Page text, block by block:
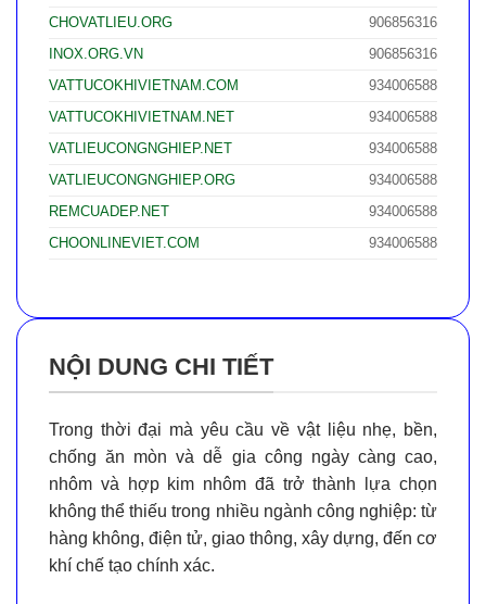
CHOVATLIEU.ORG
906856316
INOX.ORG.VN
906856316
VATTUCOKHIVIETNAM.COM
934006588
VATTUCOKHIVIETNAM.NET
934006588
VATLIEUCONGNGHIEP.NET
934006588
VATLIEUCONGNGHIEP.ORG
934006588
REMCUADEP.NET
934006588
CHOONLINEVIET.COM
934006588
NỘI DUNG CHI TIẾT
Trong thời đại mà yêu cầu về vật liệu nhẹ, bền,
chống ăn mòn và dễ gia công ngày càng cao,
nhôm và hợp kim nhôm đã trở thành lựa chọn
không thể thiếu trong nhiều ngành công nghiệp: từ
hàng không, điện tử, giao thông, xây dựng, đến cơ
khí chế tạo chính xác.